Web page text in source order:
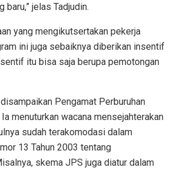
baru,” jelas Tadjudin.
yang mengikutsertakan pekerja
ini juga sebaiknya diberikan insentif
itu bisa saja berupa pemotongan
Pengamat Perburuhan
menuturkan wacana mensejahterakan
sudah terakomodasi dalam
13 Tahun 2003 tentang
skema JPS juga diatur dalam